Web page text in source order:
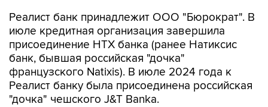
Реалист банк принадлежит ООО "Бюрократ". В
июле кредитная организация завершила
присоединение НТХ банка (ранее Натиксис
банк, бывшая российская "дочка"
французского Natixis). В июле 2024 года к
Реалист банку была присоединена российская
"дочка" чешского J&T Banka.